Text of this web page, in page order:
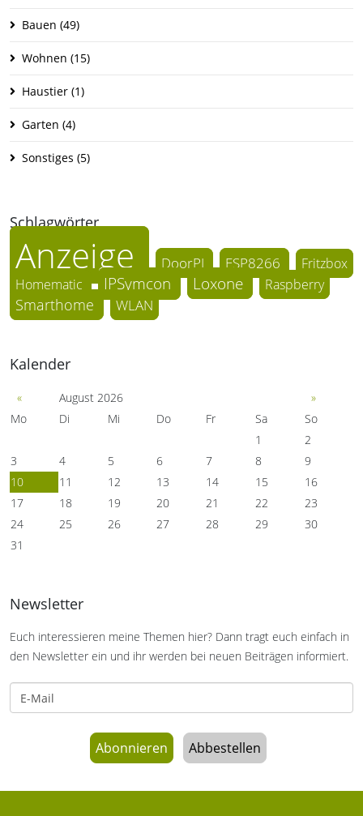
Bauen (49)
Wohnen (15)
Haustier (1)
Garten (4)
Sonstiges (5)
Schlagwörter
Anzeige DoorPI ESP8266
Fritzbox
Homematic
IPSymcon Loxone Raspberry
Smarthome WLAN
Kalender
« August 2026
»
Mo
Di Mi Do Fr Sa
So
1
2
3
4 5 6 7 8
9
10
11 12 13 14 15
16
17
18 19 20 21 22
23
24
25 26 27 28 29
30
31
Newsletter
Euch interessieren meine Themen hier? Dann tragt euch einfach in
den Newsletter ein und ihr werden bei neuen Beiträgen informiert.